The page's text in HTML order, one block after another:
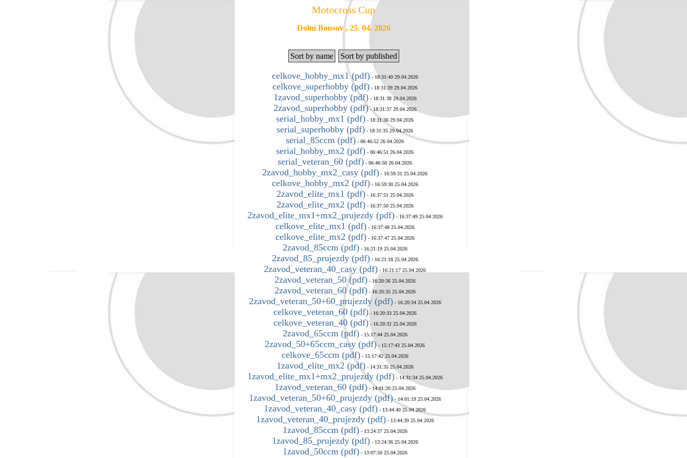
Motocross Cup
Dolní Bousov , 25. 04. 2026
Sort by name Sort by published
celkove_hobby_mx1 (pdf)- 18:31:40 29.04.2026
celkove_superhobby (pdf)- 18:31:39 29.04.2026
1zavod_superhobby (pdf)- 18:31:38 29.04.2026
2zavod_superhobby (pdf)- 18:31:37 29.04.2026
serial_hobby_mx1 (pdf) - 18:31:36 29.04.2026
serial_superhobby (pdf) - 18:31:35 29.04.2026
serial_85ccm (pdf) - 06:46:52 26.04.2026
serial_hobby_mx2 (pdf) - 06:46:51 26.04.2026
serial_veteran_60 (pdf) - 06:46:50 26.04.2026
2zavod_hobby_mx2_casy (pdf) - 16:59:31 25.04.2026
celkove_hobby_mx2 (pdf)- 16:59:30 25.04.2026
2zavod_elite_mx1 (pdf)- 16:37:51 25.04.2026
2zavod_elite_mx2 (pdf)- 16:37:50 25.04.2026
2zavod_elite_mx1+mx2_prujezdy (pdf)- 16:37:49 25.04.2026
celkove_elite_mx1 (pdf)- 16:37:48 25.04.2026
celkove_elite_mx2 (pdf)- 16:37:47 25.04.2026
2zavod_85ccm (pdf)- 16:21:19 25.04.2026
2zavod_85_prujezdy (pdf)- 16:21:18 25.04.2026
2zavod_veteran_40_casy (pdf) - 16:21:17 25.04.2026
2zavod_veteran_50 (pdf)- 16:20:36 25.04.2026
2zavod_veteran_60 (pdf)- 16:20:35 25.04.2026
2zavod_veteran_50+60_prujezdy (pdf)- 16:20:34 25.04.2026
celkove_veteran_60 (pdf)- 16:20:33 25.04.2026
celkove_veteran_40 (pdf)- 16:20:32 25.04.2026
2zavod_65ccm (pdf)- 15:17:44 25.04.2026
2zavod_50+65ccm_casy (pdf) - 15:17:43 25.04.2026
celkove_65ccm (pdf)- 15:17:42 25.04.2026
1zavod_elite_mx2 (pdf)- 14:31:35 25.04.2026
1zavod_elite_mx1+mx2_prujezdy (pdf)- 14:31:34 25.04.2026
1zavod_veteran_60 (pdf)- 14:01:20 25.04.2026
1zavod_veteran_50+60_prujezdy (pdf)- 14:01:19 25.04.2026
1zavod_veteran_40_casy (pdf) - 13:44:40 25.04.2026
1zavod_veteran_40_prujezdy (pdf)- 13:44:39 25.04.2026
1zavod_85ccm (pdf)- 13:24:37 25.04.2026
1zavod_85_prujezdy (pdf)- 13:24:36 25.04.2026
1zavod_50ccm (pdf)- 13:07:50 25.04.2026